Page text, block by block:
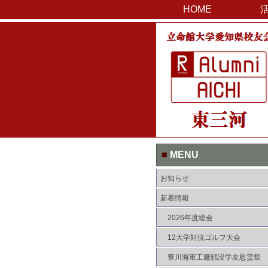
HOME
■ MENU
お知らせ
新着情報
2026年度総会
12大学対抗ゴルフ大会
豊川海軍工廠戦没学友慰霊祭